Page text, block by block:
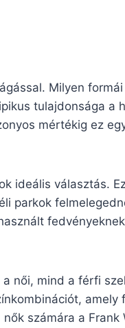
Milyen
tulajdonsága a
mértékig ez
ideális választás.
parkok
női, mind a férfi
számára a